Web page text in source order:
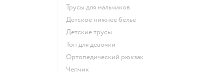
Трусы для мальчиков
Детское нижнее белье
Детские трусы
Топ для девочки
Ортопедический рюкзак
Чепчик